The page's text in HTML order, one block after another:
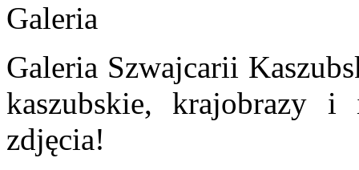
Galeria
Galeria Szwajcarii
kaszubskie, krajobrazy
zdjęcia!